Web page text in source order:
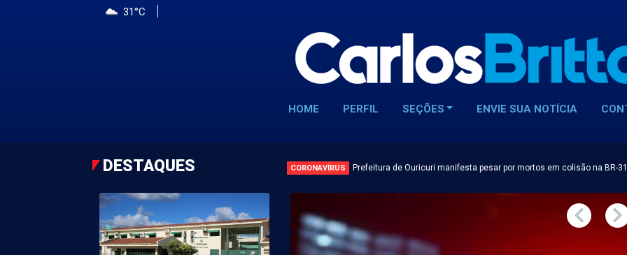
31°C
HOME PERFIL SEÇÕES ENVIE SUA NOTÍCIA
DESTAQUES CORONAVÍRUS Prefeitura de Ouricuri manifesta pesar por mortos em colisão na BR-